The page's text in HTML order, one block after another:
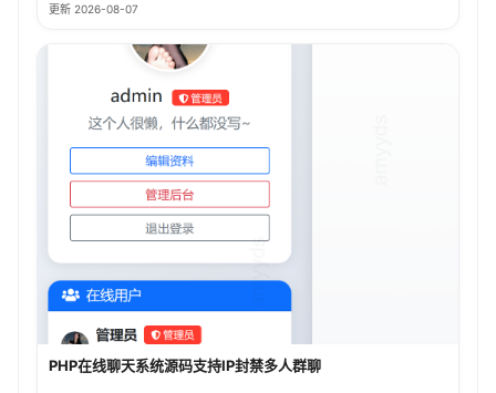
更新 2026-08-07
PHP在线聊天系统源码支持IP封禁多人群聊